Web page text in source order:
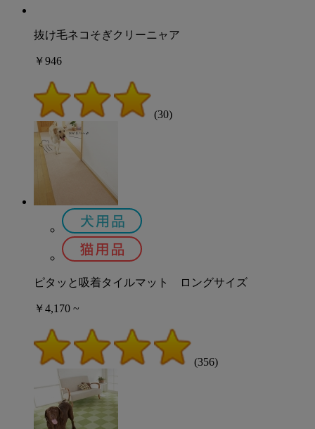
抜け毛ネコそぎクリーニャア
￥946
(30)
ピタッと吸着タイルマット ロングサイズ
￥4,170 ~
(356)